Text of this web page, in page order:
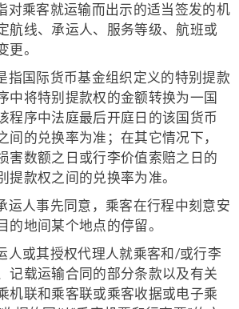
对乘客就运输而出示的适当签发的机
航线、承运人、服务等级、航班或
更。
指国际货币基金组织定义的特别提款
中将特别提款权的金额转换为一国
程序中法庭最后开庭日的该国货币
间的兑换率为准；在其它情况下，
害数额之日或行李价值索赔之日的
提款权之间的兑换率为准。
运人事先同意，乘客在行程中刻意安
的地间某个地点的停留。
人或其授权代理人就乘客和/或行李
记载运输合同的部分条款以及有关
机联和乘客联或乘客收据或电子乘